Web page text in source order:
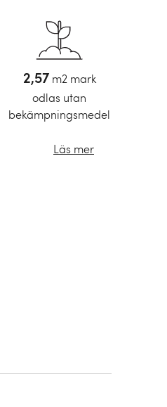
2,57 m2 mark
odlas utan
bekämpningsmedel
Läs mer